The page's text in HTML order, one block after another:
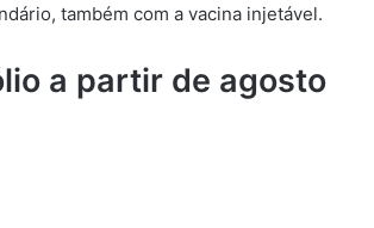
também com a vacina injetável.
a partir de agosto